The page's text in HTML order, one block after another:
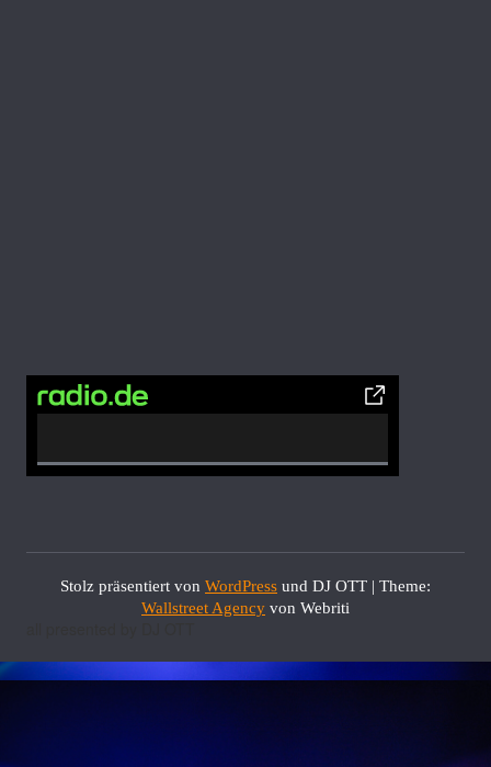
0% Complete
Stolz präsentiert von WordPress und DJ OTT | Theme:
Wallstreet Agency von Webriti